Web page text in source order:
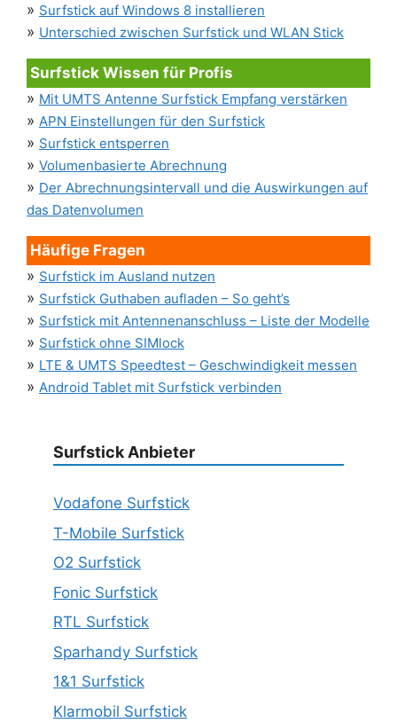
» Surfstick auf Windows 8 installieren
» Unterschied zwischen Surfstick und WLAN Stick
Surfstick Wissen für Profis
» Mit UMTS Antenne Surfstick Empfang verstärken
» APN Einstellungen für den Surfstick
» Surfstick entsperren
» Volumenbasierte Abrechnung
» Der Abrechnungsintervall und die Auswirkungen auf
das Datenvolumen
Häufige Fragen
» Surfstick im Ausland nutzen
» Surfstick Guthaben aufladen – So geht’s
» Surfstick mit Antennenanschluss – Liste der Modelle
» Surfstick ohne SIMlock
» LTE & UMTS Speedtest – Geschwindigkeit messen
» Android Tablet mit Surfstick verbinden
Surfstick Anbieter
Vodafone Surfstick
T-Mobile Surfstick
O2 Surfstick
Fonic Surfstick
RTL Surfstick
Sparhandy Surfstick
1&1 Surfstick
Klarmobil Surfstick